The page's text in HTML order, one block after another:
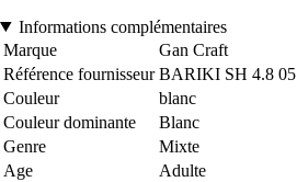
Informations complémentaires
Marque
Gan Craft
Référence fournisseur BARIKI SH 4.8 05
Couleur
blanc
Couleur dominante
Blanc
Genre
Mixte
Age
Adulte